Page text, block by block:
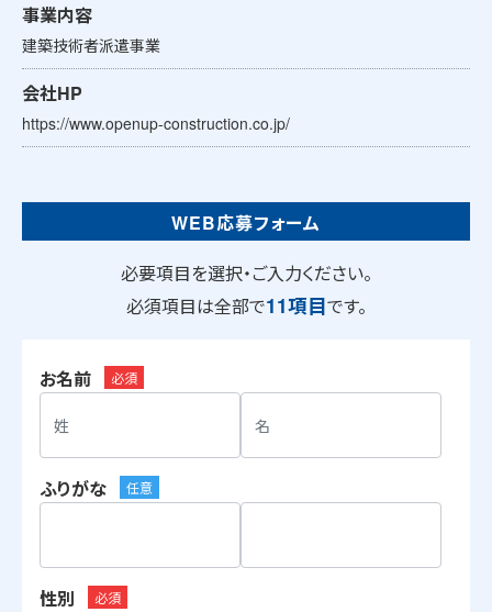
事業内容
建築技術者派遣事業
会社HP
https://www.openup-construction.co.jp/
WEB応募フォーム
必要項目を選択・ご入力ください。
必須項目は全部で11項目です。
お名前 必須
ふりがな 任意
性別 必須